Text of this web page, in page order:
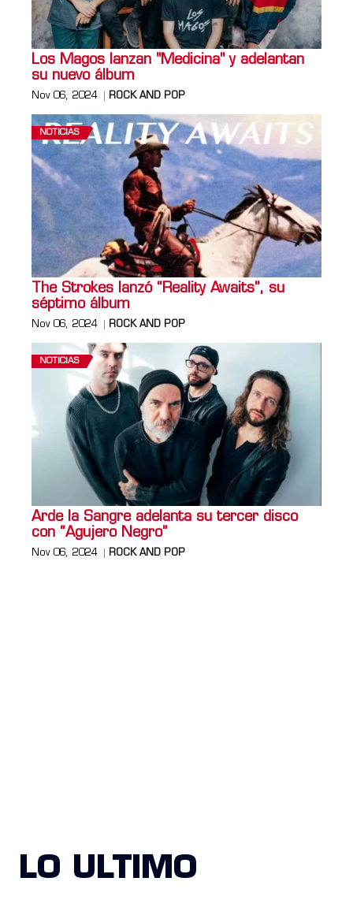
Los Magos lanzan "Medicina" y adelantan
su nuevo álbum
Nov 06, 2024 ROCK AND POP
NOTICIAS
The Strokes lanzó “Reality Awaits”, su
séptimo álbum
Nov 06, 2024 ROCK AND POP
NOTICIAS
Arde la Sangre adelanta su tercer disco
con “Agujero Negro”
Nov 06, 2024 ROCK AND POP
LO ULTIMO